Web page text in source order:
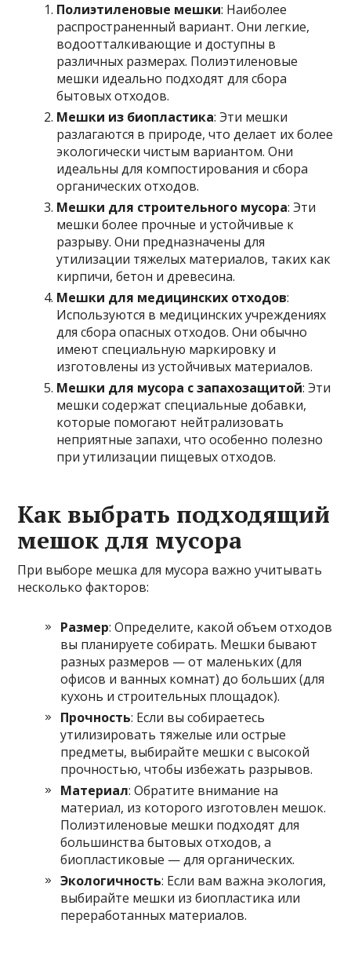
Полиэтиленовые мешки: Наиболее
распространенный вариант. Они легкие,
водоотталкивающие и доступны в
различных размерах. Полиэтиленовые
мешки идеально подходят для сбора
бытовых отходов.
Мешки из биопластика: Эти мешки
разлагаются в природе, что делает их более
экологически чистым вариантом. Они
идеальны для компостирования и сбора
органических отходов.
Мешки для строительного мусора: Эти
мешки более прочные и устойчивые к
разрыву. Они предназначены для
утилизации тяжелых материалов, таких как
кирпичи, бетон и древесина.
Мешки для медицинских отходов:
Используются в медицинских учреждениях
для сбора опасных отходов. Они обычно
имеют специальную маркировку и
изготовлены из устойчивых материалов.
Мешки для мусора с запахозащитой: Эти
мешки содержат специальные добавки,
которые помогают нейтрализовать
неприятные запахи, что особенно полезно
при утилизации пищевых отходов.
Как выбрать подходящий
мешок для мусора
При выборе мешка для мусора важно учитывать
несколько факторов:
Размер: Определите, какой объем отходов
вы планируете собирать. Мешки бывают
разных размеров — от маленьких (для
офисов и ванных комнат) до больших (для
кухонь и строительных площадок).
Прочность: Если вы собираетесь
утилизировать тяжелые или острые
предметы, выбирайте мешки с высокой
прочностью, чтобы избежать разрывов.
Материал: Обратите внимание на
материал, из которого изготовлен мешок.
Полиэтиленовые мешки подходят для
большинства бытовых отходов, а
биопластиковые — для органических.
Экологичность: Если вам важна экология,
выбирайте мешки из биопластика или
переработанных материалов.